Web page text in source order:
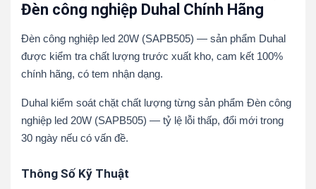
Đèn công nghiệp Duhal Chính Hãng
Đèn công nghiệp led 20W (SAPB505) — sản phẩm Duhal
được kiểm tra chất lượng trước xuất kho, cam kết 100%
chính hãng, có tem nhận dạng.
Duhal kiểm soát chặt chất lượng từng sản phẩm Đèn công
nghiệp led 20W (SAPB505) — tỷ lệ lỗi thấp, đổi mới trong
30 ngày nếu có vấn đề.
Thông Số Kỹ Thuật